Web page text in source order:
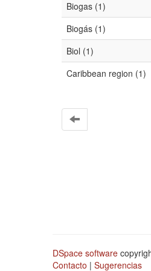
Biogas (1)
Biogás (1)
Biol (1)
Caribbean region (1)
DSpace software
Contacto | Sugerencias